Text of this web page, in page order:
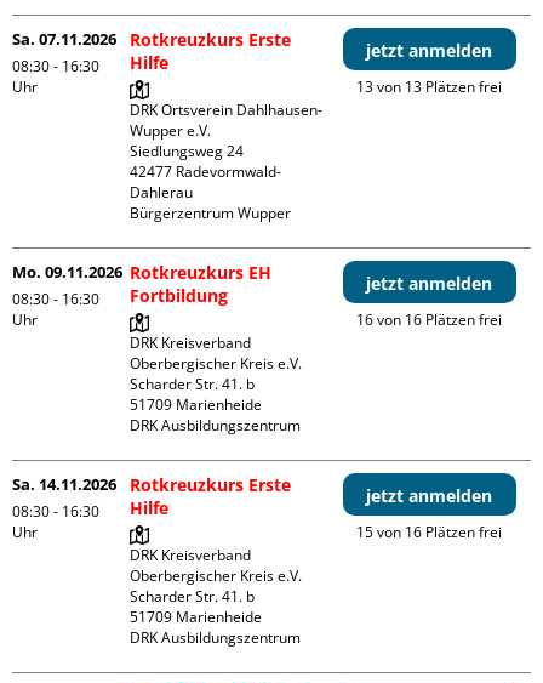
Sa. 07.11.2026
08:30 - 16:30
Uhr
Rotkreuzkurs Erste
Hilfe
DRK Ortsverein Dahlhausen-
Wupper e.V.
Siedlungsweg 24
42477 Radevormwald-
Dahlerau
Bürgerzentrum Wupper
jetzt anmelden
13 von 13 Plätzen frei
Mo. 09.11.2026
08:30 - 16:30
Uhr
Rotkreuzkurs EH
Fortbildung
DRK Kreisverband
Oberbergischer Kreis e.V.
Scharder Str. 41. b
51709 Marienheide
DRK Ausbildungszentrum
jetzt anmelden
16 von 16 Plätzen frei
Sa. 14.11.2026
08:30 - 16:30
Uhr
Rotkreuzkurs Erste
Hilfe
DRK Kreisverband
Oberbergischer Kreis e.V.
Scharder Str. 41. b
51709 Marienheide
DRK Ausbildungszentrum
jetzt anmelden
15 von 16 Plätzen frei